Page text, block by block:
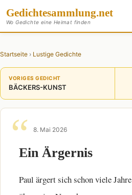
Gedichtesammlung.net
Wo Gedichte eine Heimat finden
Startseite › Lustige Gedichte
VORIGES GEDICHT
BÄCKERS-KUNST
8. Mai 2026
Ein Ärgernis
Paul ärgert sich schon viele Jahre